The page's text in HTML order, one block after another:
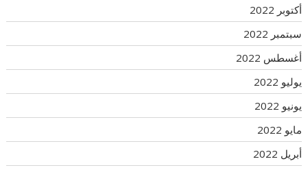
أكتوبر 2022
سبتمبر 2022
أغسطس 2022
يوليو 2022
يونيو 2022
مايو 2022
أبريل 2022